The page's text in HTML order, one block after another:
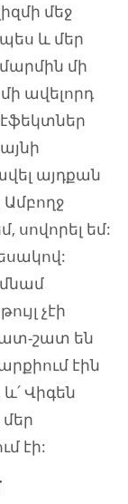
մեջ
և մեր
մի
ավելորդ
այդքան
Ամբողջ
սովորել եմ:
չէի
շատ են
էին
Վիգեն
էի: